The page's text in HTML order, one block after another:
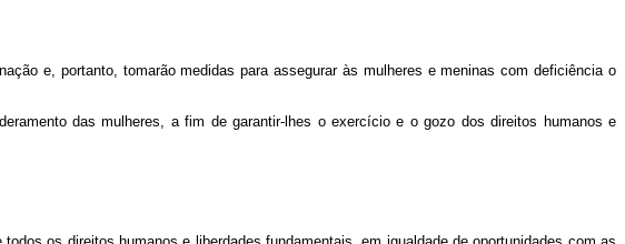
e, portanto, tomarão medidas para assegurar às mulheres e meninas com deficiência o
das mulheres, a fim de garantir-lhes o exercício e o gozo dos direitos humanos e